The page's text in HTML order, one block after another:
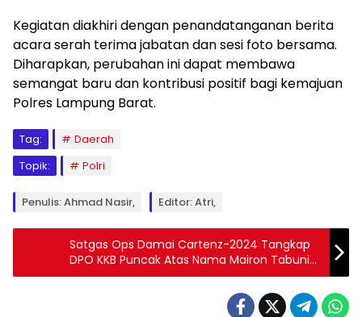
Kegiatan diakhiri dengan penandatanganan berita
acara serah terima jabatan dan sesi foto bersama.
Diharapkan, perubahan ini dapat membawa
semangat baru dan kontribusi positif bagi kemajuan
Polres Lampung Barat.
Tag:
Daerah
Topik:
Polri
Penulis: Ahmad Nasir, Editor: Atri,
Satgas Ops Damai Cartenz-2024 Tangkap
DPO KKB Puncak Atas Nama Mairon Tabuni
di Bandara Ilaga